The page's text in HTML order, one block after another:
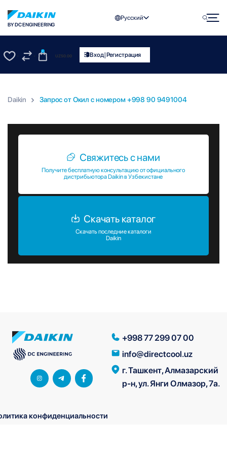
BY DC ENGINEERING
Русский
0
UZS0.00 Вход|Регистрация
Daikin Запрос от Окил c номером +998 90 9491004
Свяжитесь с нами
Получите бесплатную консультацию от официального
дистрибьютора Daikin в Узбекистане
Скачать каталог
Скачать последние каталоги
Daikin
+998 77 299 07 00
info@directcool.uz
г. Ташкент, Алмазарский
р-н, ул. Янги Олмазор, 7а.
конфиденциальности